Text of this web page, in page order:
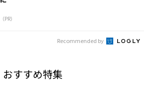
（PR）
Recommended by
おすすめ特集